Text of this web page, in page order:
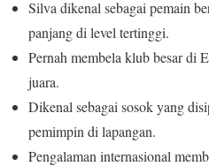
Silva dikenal sebagai pemain
panjang di level tertinggi.
Pernah membela klub besar di
juara.
Dikenal sebagai sosok yang
pemimpin di lapangan.
Pengalaman internasional